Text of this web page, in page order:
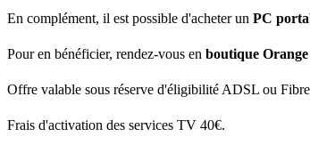
En complément, il est possible d'acheter un PC
Pour en bénéficier, rendez-vous en boutique Orange
Offre valable sous réserve d'éligibilité ADSL ou
Frais d'activation des services TV 40€.